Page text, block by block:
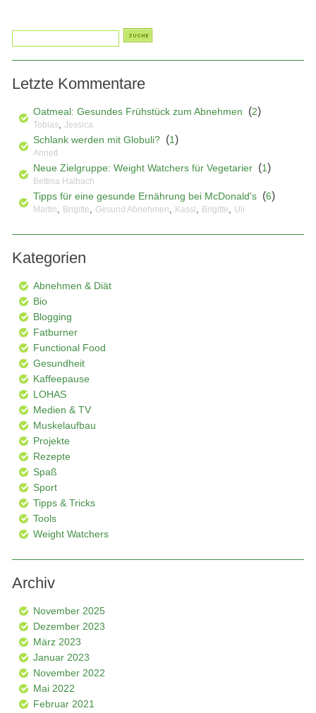
Letzte Kommentare
Oatmeal: Gesundes Frühstück zum Abnehmen (2)
Tobias, Jessica
Schlank werden mit Globuli? (1)
Annett
Neue Zielgruppe: Weight Watchers für Vegetarier (1)
Bettina Halbach
Tipps für eine gesunde Ernährung bei McDonald's (6)
Martin, Brigitte, Gesund Abnehmen, Kassl , Brigitte, Uli
Kategorien
Abnehmen & Diät
Bio
Blogging
Fatburner
Functional Food
Gesundheit
Kaffeepause
LOHAS
Medien & TV
Muskelaufbau
Projekte
Rezepte
Spaß
Sport
Tipps & Tricks
Tools
Weight Watchers
Archiv
November 2025
Dezember 2023
März 2023
Januar 2023
November 2022
Mai 2022
Februar 2021